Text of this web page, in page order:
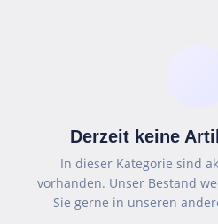
Derzeit keine
In dieser Kategorie sind
vorhanden. Unser Bestand
Sie gerne in unseren